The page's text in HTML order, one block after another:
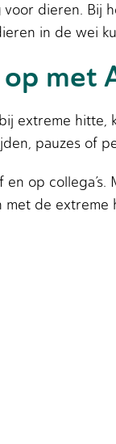
dieren. Bij
in de wei
met
extreme
pauzes of
op
de